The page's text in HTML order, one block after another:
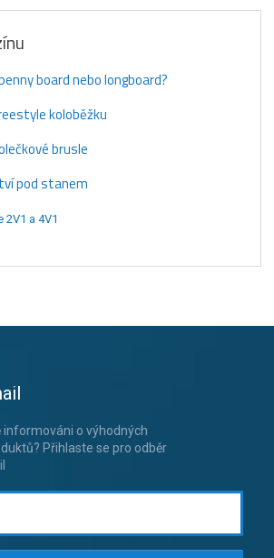
board nebo longboard?
koloběžku
brusle
pod stanem
2V1 a 4V1
o výhodných
Přihlaste se pro odběr